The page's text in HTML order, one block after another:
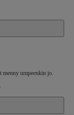
menny umpeenkin jo.